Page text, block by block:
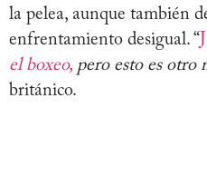
la pelea, aunque también
enfrentamiento desigual. “J
el boxeo,pero esto es otro
británico.